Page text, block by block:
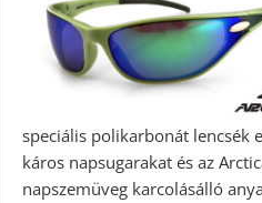
speciális polikarbonát lencsék
káros napsugarakat és az
napszemüveg karcolásálló